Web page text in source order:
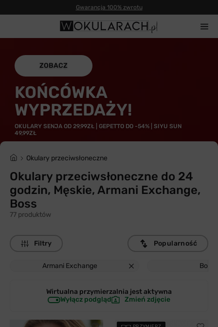
Gwarancja 100% zwrotu
ZOBACZ
KOŃCÓWKA
WYPRZEDAŻY!
OKULARY SENJA OD 29,99ZŁ | GEPETTO DO -54% | SIYU SUN
49,99ZŁ
Okulary przeciwsłoneczne
Okulary przeciwsłoneczne do 24
godzin, Męskie, Armani Exchange,
Boss
77 produktów
Filtry
Armani Exchange Boss
Popularność
Wirtualna przymierzalnia jestaktywna
Wyłącz podgląd
Zmień zdjęcie